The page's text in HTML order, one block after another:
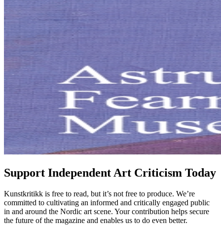
Support Independent Art Criticism Today
Kunstkritikk is free to read, but it’s not free to produce. We’re
committed to cultivating an informed and critically engaged public
in and around the Nordic art scene. Your contribution helps secure
the future of the magazine and enables us to do even better.